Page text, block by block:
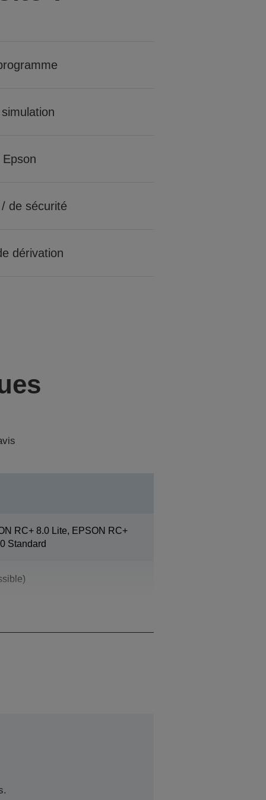
/ de sécurité
dérivation
RC+ 8.0 Lite, EPSON RC+
Standard